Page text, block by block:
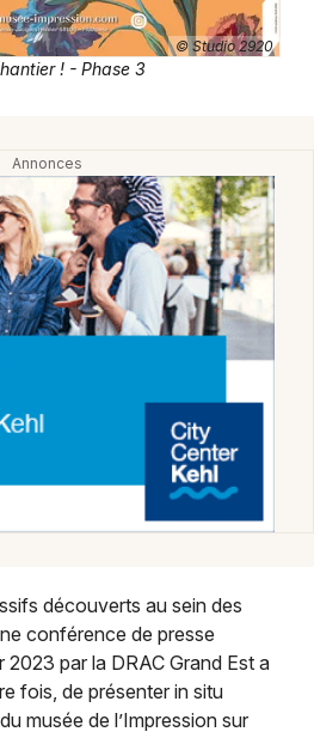
© Studio 2920
! - Phase 3
découverts au sein des
conférence de presse
2023 par la DRAC Grand Est a
fois, de présenter in situ
musée de l’Impression sur